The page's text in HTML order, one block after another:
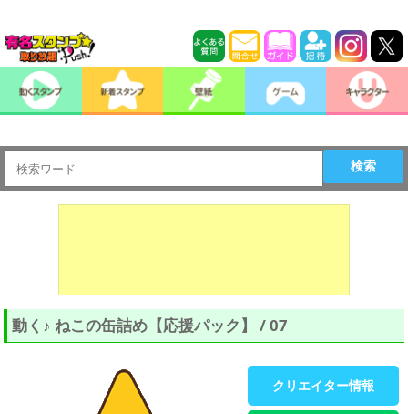
検索
動く♪ ねこの缶詰め【応援パック】 / 07
クリエイター情報